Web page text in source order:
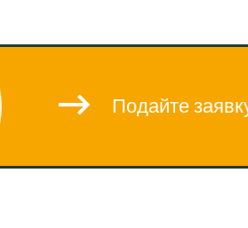
Подайте